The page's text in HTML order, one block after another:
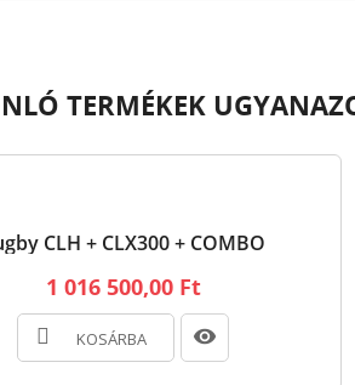
TERMÉKEK
CLH + CLX300 + COMBO
1 016 500,00 Ft
KOSÁRBA